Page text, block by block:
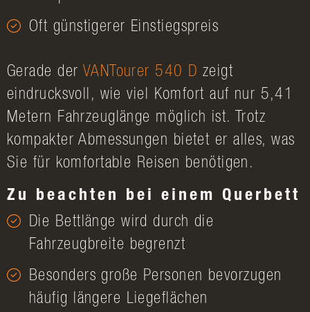
Oft günstigerer Einstiegspreis
Gerade der VANTourer 540 D zeigt
eindrucksvoll, wie viel Komfort auf nur 5,41
Metern Fahrzeuglänge möglich ist. Trotz
kompakter Abmessungen bietet er alles, was
Sie für komfortable Reisen benötigen.
Zu beachten bei einem Querbett
Die Bettlänge wird durch die
Fahrzeugbreite begrenzt
Besonders große Personen bevorzugen
häufig längere Liegeflächen